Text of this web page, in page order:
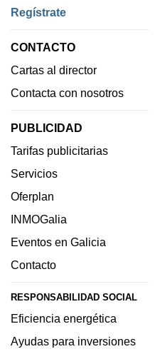
Regístrate
CONTACTO
Cartas al director
Contacta con nosotros
PUBLICIDAD
Tarifas publicitarias
Servicios
Oferplan
INMOGalia
Eventos en Galicia
Contacto
RESPONSABILIDAD SOCIAL
Eficiencia energética
Ayudas para inversiones